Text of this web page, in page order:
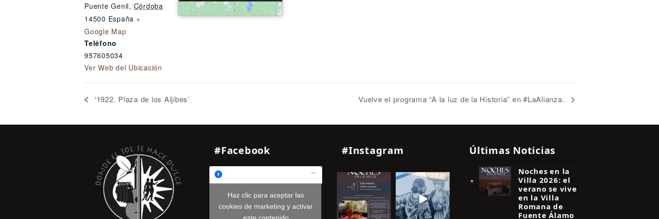
Puente Genil, Córdoba
14500 España +
Google Map
Teléfono
957605034
Ver Web del Ubicación
‘1922. Plaza de los Aljibes’ Vuelve el programa “A la luz de la Historia” en #LaAlianza.
#Facebook
Haz clic para aceptar las
cookies de marketing y activar
#Instagram Últimas Noticias
Noches en la
Villa 2026: el
verano se vive
en la Villa
Romana de
Fuente Álamo